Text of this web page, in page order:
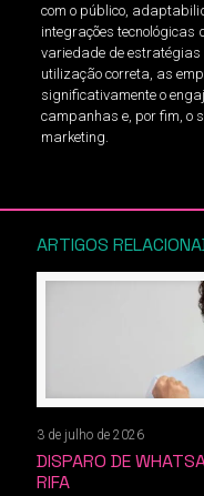
com o público,
integrações tecnológicas
variedade de estratégias
utilização correta, as
significativamente o
campanhas e, por fim, o
marketing.
ARTIGOS
3 de julho de 2026
DISPARO DE
RIFA